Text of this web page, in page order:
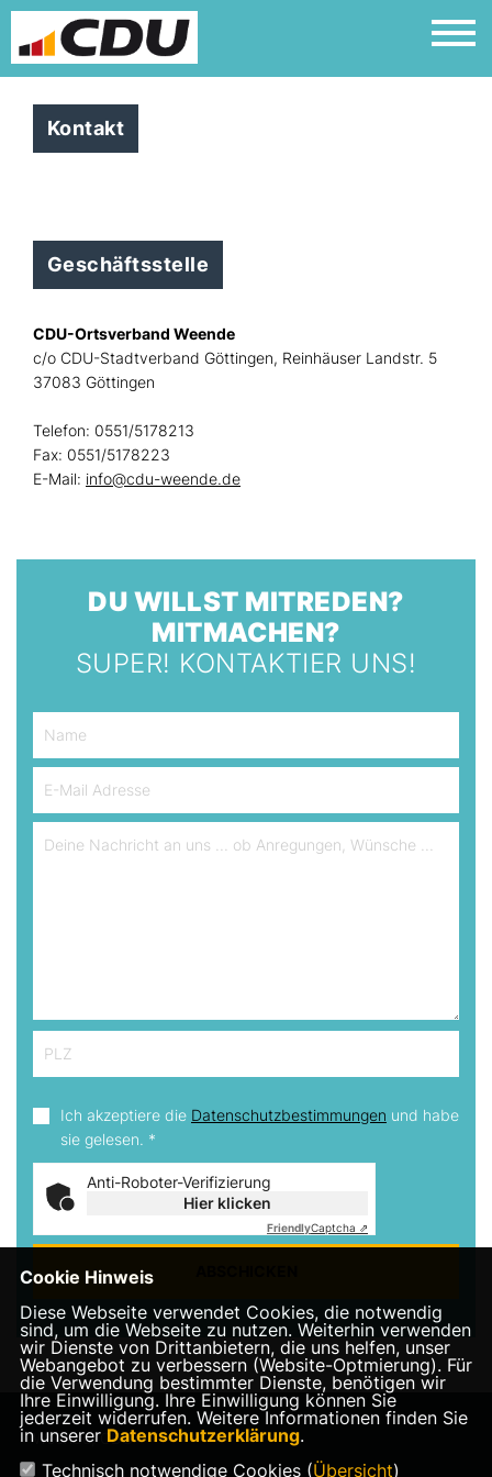
Kontakt
Geschäftsstelle
CDU-Ortsverband Weende
c/o CDU-Stadtverband Göttingen, Reinhäuser Landstr. 5
37083 Göttingen
Telefon: 0551/5178213
Fax: 0551/5178223
E-Mail: info@cdu-weende.de
DU WILLST MITREDEN?
MITMACHEN?
SUPER! KONTAKTIER UNS!
Ich akzeptiere die Datenschutzbestimmungen und habe
sie gelesen. *
Anti-Roboter-Verifizierung
Hier klicken
FriendlyCaptcha ⇗
Weende, CDU
Cookie Hinweis
Diese Webseite verwendet Cookies, die notwendig
sind, um die Webseite zu nutzen. Weiterhin verwenden
wir Dienste von Drittanbietern, die uns helfen, unser
Webangebot zu verbessern (Website-Optmierung). Für
die Verwendung bestimmter Dienste, benötigen wir
Ihre Einwilligung. Ihre Einwilligung können Sie
jederzeit widerrufen. Weitere Informationen finden Sie
in unserer Datenschutzerklärung.
Technisch notwendige Cookies (Übersicht)